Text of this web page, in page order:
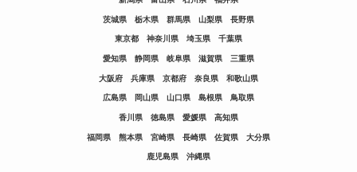
茨城県 栃木県 群馬県 山梨県 長野県
東京都 神奈川県 埼玉県 千葉県
愛知県 静岡県 岐阜県 滋賀県 三重県
大阪府 兵庫県 京都府 奈良県 和歌山県
広島県 岡山県 山口県 島根県 鳥取県
香川県 徳島県 愛媛県 高知県
福岡県 熊本県 宮崎県 長崎県 佐賀県 大分県
鹿児島県 沖縄県